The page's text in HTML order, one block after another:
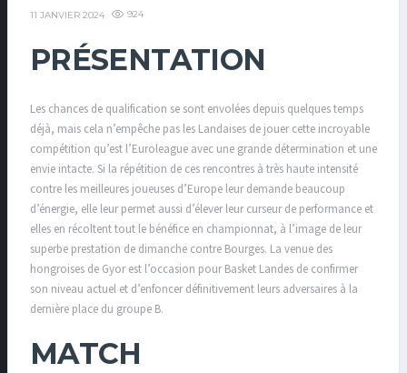
11 JANVIER 2024 924
PRÉSENTATION
Les chances de qualification se sont envolées depuis quelques temps
déjà, mais cela n’empêche pas les Landaises de jouer cette incroyable
compétition qu’est l’Euroleague avec une grande détermination et une
envie intacte. Si la répétition de ces rencontres à très haute intensité
contre les meilleures joueuses d’Europe leur demande beaucoup
d’énergie, elle leur permet aussi d’élever leur curseur de performance et
elles en récoltent tout le bénéfice en championnat, à l’image de leur
superbe prestation de dimanche contre Bourges. La venue des
hongroises de Gyor est l’occasion pour Basket Landes de confirmer
son niveau actuel et d’enfoncer définitivement leurs adversaires à la
dernière place du groupe B.
MATCH